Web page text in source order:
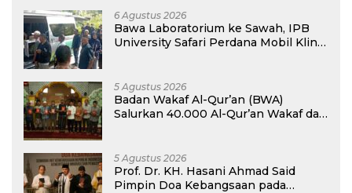
6 Agustus 2026
Bawa Laboratorium ke Sawah, IPB
University Safari Perdana Mobil Klinik
5 Agustus 2026
Badan Wakaf Al-Qur’an (BWA)
Salurkan 40.000 Al-Qur’an Wakaf dan
5 Agustus 2026
Prof. Dr. KH. Hasani Ahmad Said
Pimpin Doa Kebangsaan pada